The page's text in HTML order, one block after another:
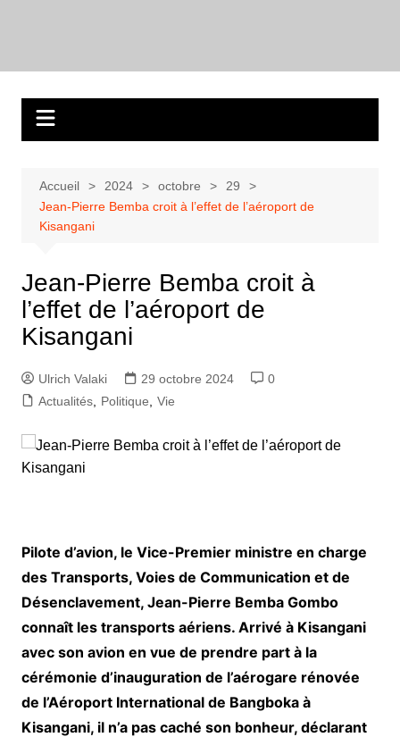
Accueil 2024 octobre
29
Jean-Pierre Bemba croit à l’effet de l’aéroport de
Kisangani
Jean-Pierre Bemba croit à
l’effet de l’aéroport de
Kisangani
Ulrich Valaki 29 octobre 2024
0
Actualités, Politique Vie
Pilote d’avion, le Vice-Premier ministre en charge
des Transports, Voies de Communication et de
Désenclavement, Jean-Pierre Bemba Gombo
connaît les transports aériens. Arrivé à Kisangani
avec son avion en vue de prendre part à la
cérémonie d’inauguration de l’aérogare rénovée
de l’Aéroport International de Bangboka à
Kisangani, il n’a pas caché son bonheur, déclarant